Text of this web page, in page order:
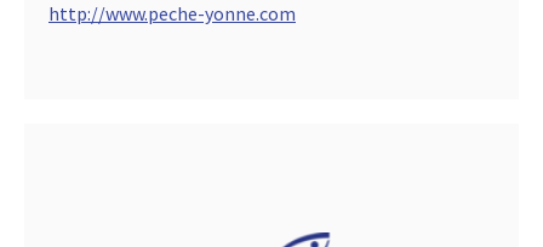
http://www.peche-yonne.com